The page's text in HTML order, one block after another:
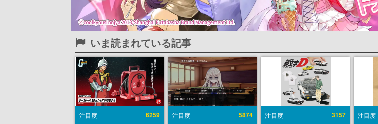
いま読まれている記事
注目度 6259 注目度 5874 注目度 3157 注目度